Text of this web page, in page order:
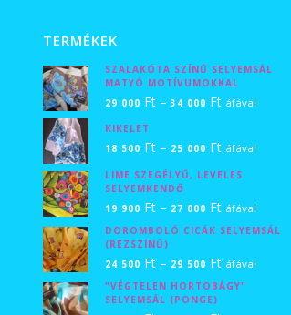
TERMÉKEK
SZALAKÓTA SZÍNŰ SELYEMSÁL
MATYÓ MOTÍVUMOKKAL
29 000 Ft – 34 000 FtÁrtartomány:
000 Ft
-
000 Ft
áfával
KIKELET
18 500 Ft – 25 000 FtÁrtartomány:
18
-
25
000 Ft
áfával
LIME SZEGÉLYŰ, LEVELES
SELYEMKENDŐ
19 900 Ft – 27 000 FtÁrtartomány:
19
áfával
DOROMBOLÓ CICÁK SELYEMSÁL
(RÉZSZÍNŰ)
24 500 Ft – 29 500 FtÁrtartomány:
24
áfával
"VÉGTELEN HORTOBÁGY"
SELYEMSÁL (PONGE)